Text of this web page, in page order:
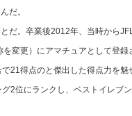
だ。
だ。卒業後2012年、当時からJFL
変更）にアマチュアとして登録
21得点のと傑出した得点力を魅
2位にランクし、ベストイレブ